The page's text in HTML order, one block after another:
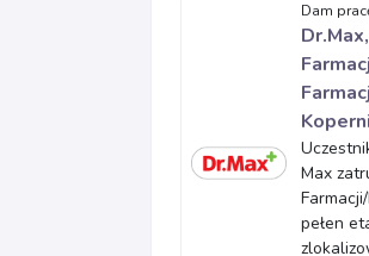
Dam
Max
pełen